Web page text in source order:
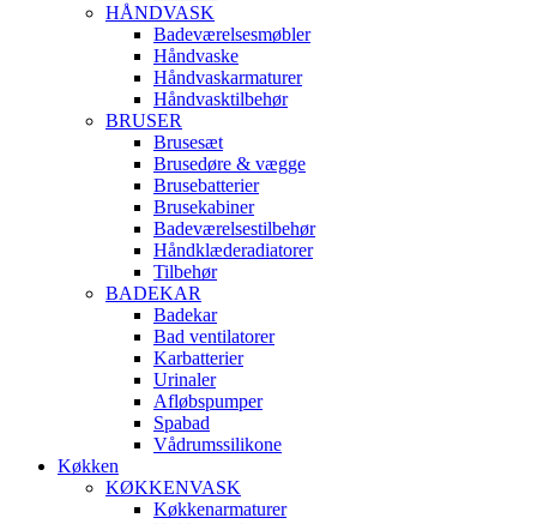
HÅNDVASK
Badeværelsesmøbler
Håndvaske
Håndvaskarmaturer
Håndvasktilbehør
BRUSER
Brusesæt
Brusedøre & vægge
Brusebatterier
Brusekabiner
Badeværelsestilbehør
Håndklæderadiatorer
Tilbehør
BADEKAR
Badekar
Bad ventilatorer
Karbatterier
Urinaler
Afløbspumper
Spabad
Vådrumssilikone
Køkken
KØKKENVASK
Køkkenarmaturer